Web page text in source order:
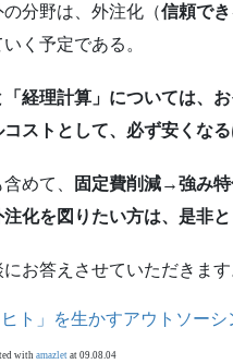
分野は、外注化（信頼で
く予定である。
「経理計算」については、
ストとして、必ず安くな
めて、 固定費削減→強み
化を図りたい方は、是非
お答えさせていただきます
ヒト」を生かすアウトソーシ
with amazlet at 09.08.04